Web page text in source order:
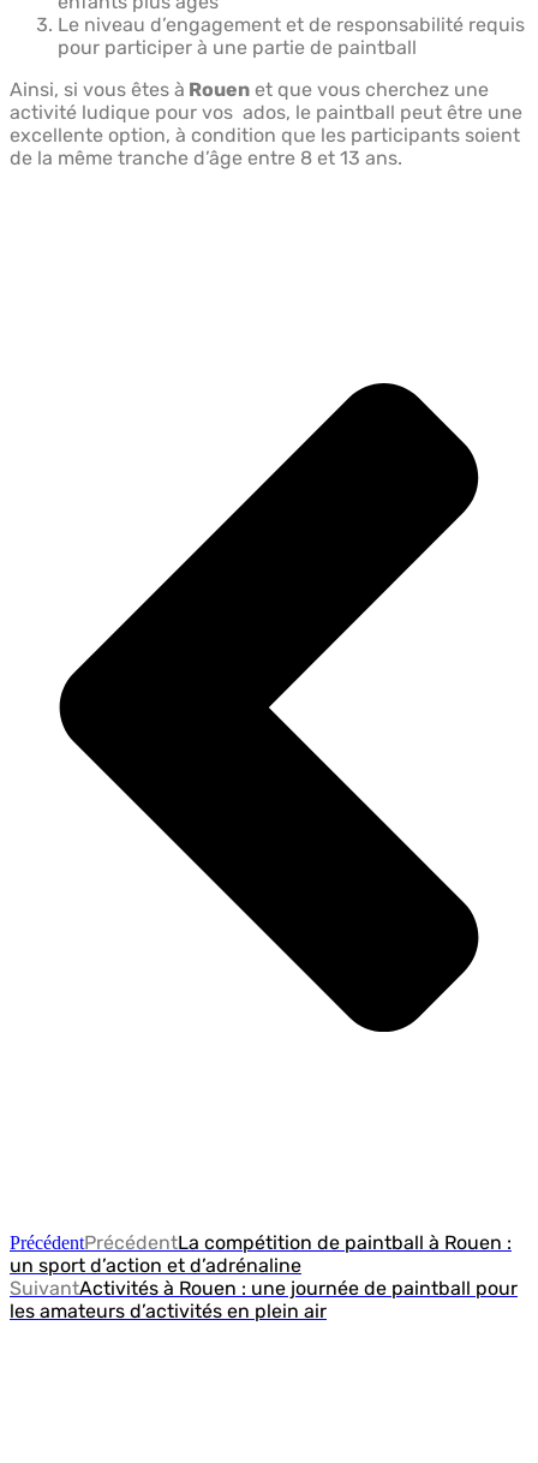
Le niveau d’engagement et de responsabilité requis
pour participer à une partie de paintball
Ainsi, si vous êtes à Rouen et que vous cherchez une
activité ludique pour vos ados, le paintball peut être une
excellente option, à condition que les participants soient
de la même tranche d’âge entre 8 et 13 ans.
PrécédentPrécédentLa compétition de paintball à Rouen :
un sport d’action et d’adrénaline
SuivantActivités à Rouen : une journée de paintball pour
les amateurs d’activités en plein air